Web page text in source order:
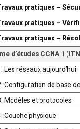
pratiques –
pratiques –
pratiques –
d’études CCNA 1
Les réseaux aujourd’hui
Configuration de base
Modèles et protocoles
Couche physique